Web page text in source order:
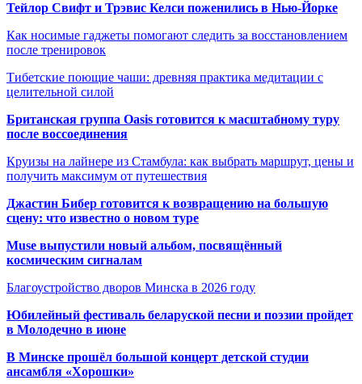
Тейлор Свифт и Трэвис Келси поженились в Нью-Йорке
Как носимые гаджеты помогают следить за восстановлением
после тренировок
Тибетские поющие чаши: древняя практика медитации с
целительной силой
Британская группа Oasis готовится к масштабному туру
после воссоединения
Круизы на лайнере из Стамбула: как выбрать маршрут, цены и
получить максимум от путешествия
Джастин Бибер готовится к возвращению на большую
сцену: что известно о новом туре
Muse выпустили новый альбом, посвящённый
космическим сигналам
Благоустройство дворов Минска в 2026 году
Юбилейный фестиваль беларуской песни и поэзии пройдет
в Молодечно в июне
В Минске прошёл большой концерт детской студии
ансамбля «Хорошки»